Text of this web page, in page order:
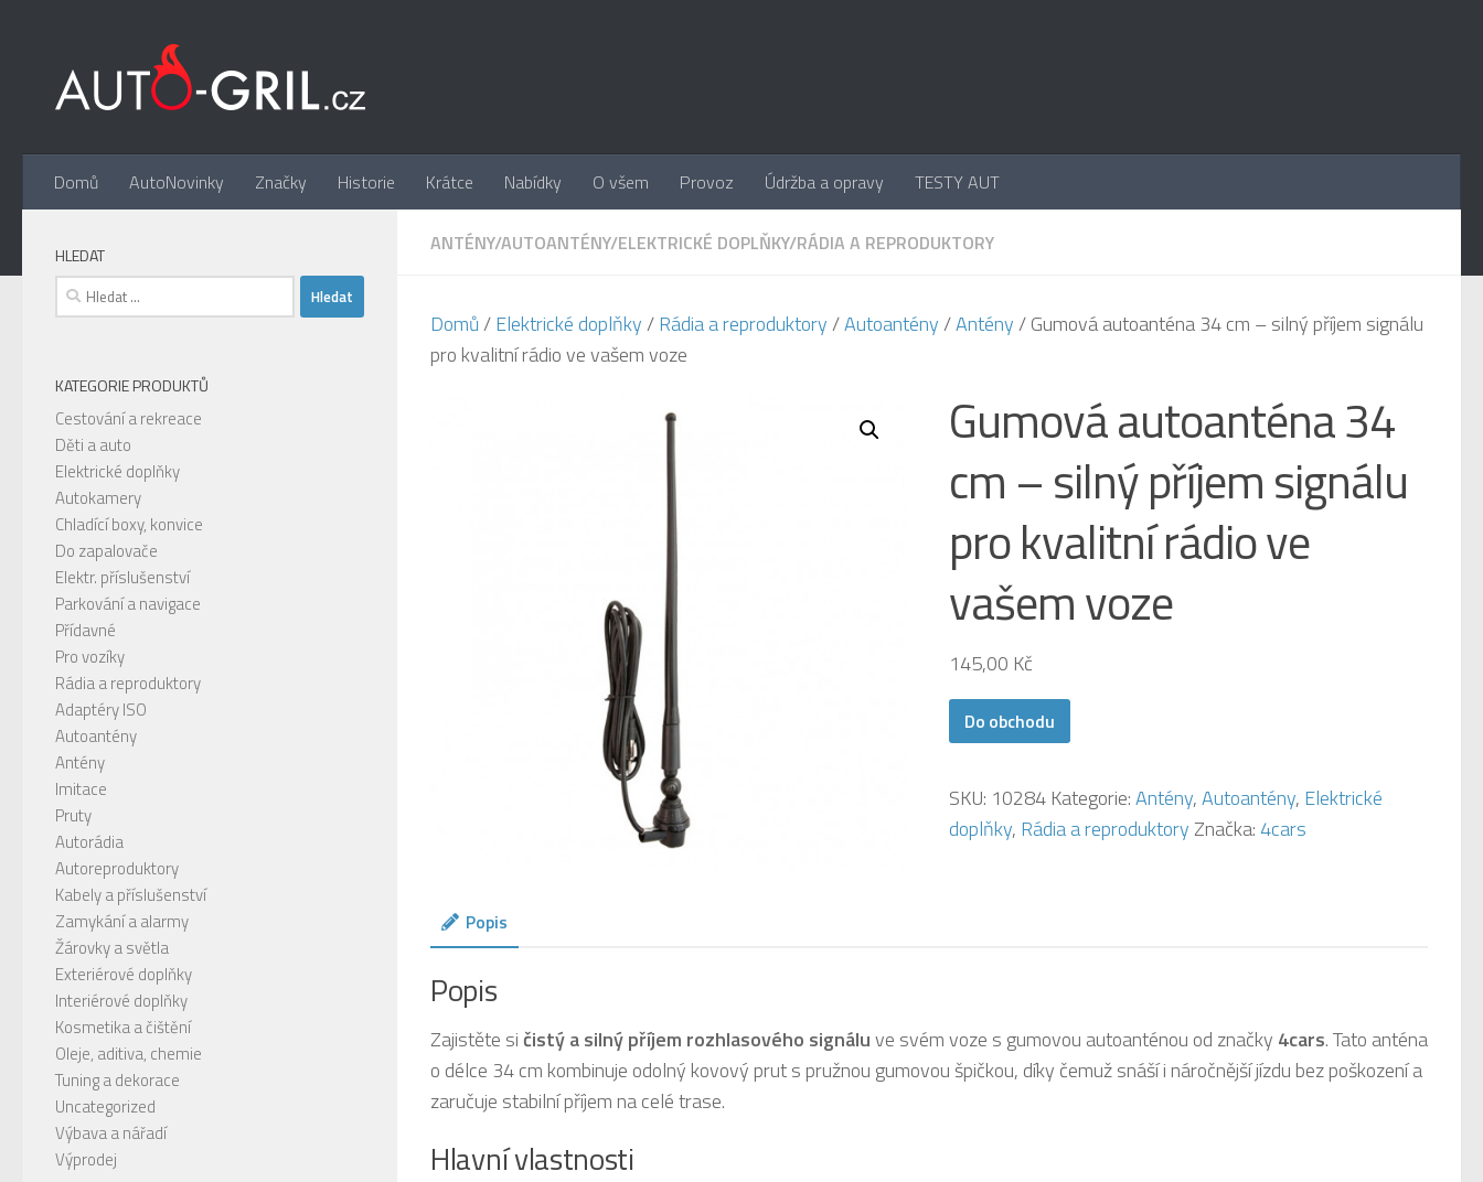
Domů AutoNovinky Značky Historie Krátce Nabídky O všem Provoz Údržba a opravy TESTY AUT
ANTÉNY/AUTOANTÉNY/ELEKTRICKÉ DOPLŇKY/RÁDIA A REPRODUKTORY
Domů/Elektrické doplňky/Rádia a reproduktory/Autoantény/Antény/ Gumová autoanténa 34 cm – silný příjem signálu
pro kvalitní rádio ve vašem voze
Gumová autoanténa 34
cm – silný příjem signálu
pro kvalitní rádio ve
vašem voze
145,00 Kč
Do obchodu
SKU: 10284 Kategorie:Antény,Autoantény, Elektrické
doplňky, Rádia a reproduktory Značka:4cars
Popis
Popis
Zajistěte sičistý a silný příjem rozhlasového signáluve svém voze s gumovou autoanténou od značky 4cars. Tato anténa
o délce 34 cm kombinuje odolný kovový prut s pružnou gumovou špičkou, díky čemuž snáší i náročnější jízdu bez poškození a
zaručuje stabilní příjem na celé trase.
Hlavní vlastnosti
HLEDAT
Vyhledávání
KATEGORIE PRODUKTŮ
Cestování a rekreace
Děti a auto
Elektrické doplňky
Autokamery
Chladící boxy, konvice
Do zapalovače
Elektr. příslušenství
Parkování a navigace
Přídavné
Pro vozíky
Rádia a reproduktory
Adaptéry ISO
Autoantény
Antény
Imitace
Pruty
Autorádia
Autoreproduktory
Kabely a příslušenství
Zamykání a alarmy
Žárovky a světla
Exteriérové doplňky
Interiérové doplňky
Kosmetika a čištění
Oleje, aditiva, chemie
Tuning a dekorace
Uncategorized
Výbava a nářadí
Výprodej